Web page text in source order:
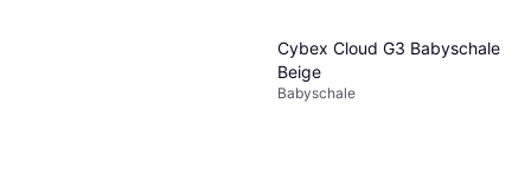
Cybex Cloud G3 Babyschale
Beige
Babyschale